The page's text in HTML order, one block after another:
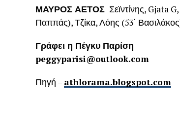
ΜΑΥΡΟΣ ΑΕΤΟΣ Σεϊντίνης, Gjata
Παππάς), Τζίκα, Λόης (53΄
Γράφει η Πέγκυ Παρίση
peggyparisi@outlook.com
Πηγή – athlorama.blogspot.com